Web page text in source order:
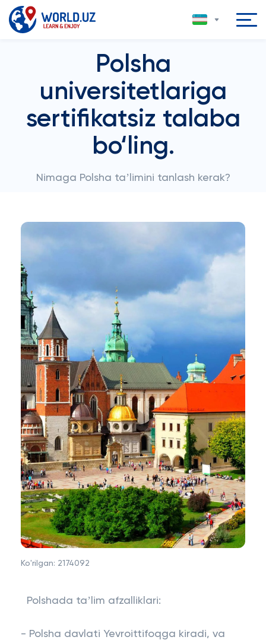
Polsha
universitetlariga
sertifikatsiz talaba
bo‘ling.
Nimaga Polsha taʼlimini tanlash kerak?
Ko'rilgan: 2174092
Polshada taʼlim afzalliklari:
- Polsha davlati Yevroittifoqga kiradi, va